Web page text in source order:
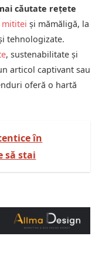
căutate rețete
mititei și mămăligă, la
tehnologizate.
, sustenabilitate și
articol captivant sau
oferă o hartă
în
să stai